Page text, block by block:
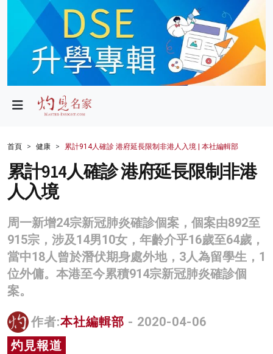
政局
財經
生活
健康
商業
科技
影片
灼見活動
關於我們
首頁 健康 累計914人確診 港府延長限制非港人入境 | 本社編輯部
累計914人確診 港府延長限制非港
人入境
周一新增24宗新冠肺炎確診個案，個案由892至
915宗，涉及14男10女，年齡介乎16歲至64歲，
當中18人曾於潛伏期身處外地，3人為留學生，1
位外傭。本港至今累積914宗新冠肺炎確診個
案。
作者:本社編輯部 - 2020-04-06
灼見報道